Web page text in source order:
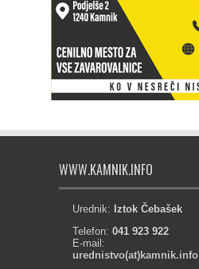
WWW.KAMNIK.INFO
Urednik: Iztok Čebašek
Telefon: 041 923 922
E-mail:
urednistvo(at)kamnik.info